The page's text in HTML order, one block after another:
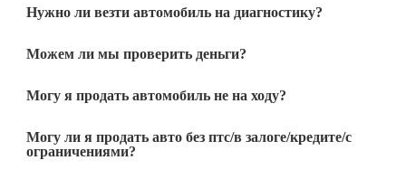
Нужно ли везти автомобиль на диагностику?
Можем ли мы проверить деньги?
Могу я продать автомобиль не на ходу?
Могу ли я продать авто без птс/в залоге/кредите/с
ограничениями?